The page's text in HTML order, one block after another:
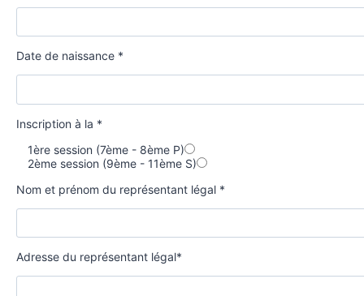
Date de naissance *
Inscription à la *
1ère session (7ème - 8ème P)
2ème session (9ème - 11ème S)
Nom et prénom du représentant légal *
Adresse du représentant légal*